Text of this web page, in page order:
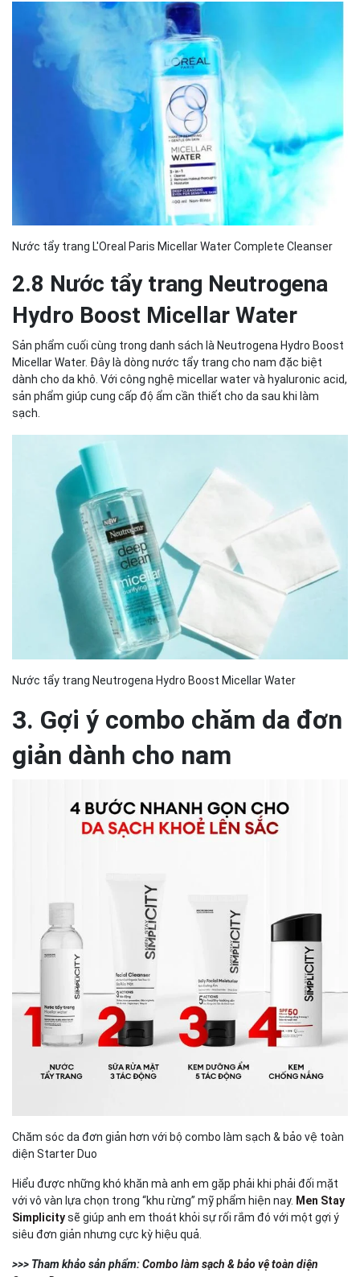
Nước tẩy trang L'Oreal Paris Micellar Water Complete Cleanser
2.8 Nước tẩy trang Neutrogena
Hydro Boost Micellar Water
Sản phẩm cuối cùng trong danh sách là Neutrogena Hydro Boost
Micellar Water. Đây là dòng nước tẩy trang cho nam đặc biệt
dành cho da khô. Với công nghệ micellar water và hyaluronic acid,
sản phẩm giúp cung cấp độ ẩm cần thiết cho da sau khi làm
sạch.
Nước tẩy trang Neutrogena Hydro Boost Micellar Water
3. Gợi ý combo chăm da đơn
giản dành cho nam
Chăm sóc da đơn giản hơn với bộ combo làm sạch & bảo vệ toàn
diện Starter Duo
Hiểu được những khó khăn mà anh em gặp phải khi phải đối mặt
với vô vàn lựa chọn trong “khu rừng” mỹ phẩm hiện nay. Men Stay
Simplicitysẽ giúp anh em thoát khỏi sự rối rắm đó với một gợi ý
siêu đơn giản nhưng cực kỳ hiệu quả.
>>> Tham khảo sản phẩm:Combo làm sạch & bảo vệ toàn diện